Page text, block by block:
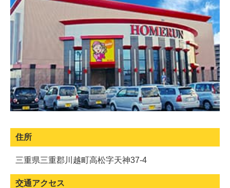
住所
三重県三重郡川越町高松字天神37-4
交通アクセス